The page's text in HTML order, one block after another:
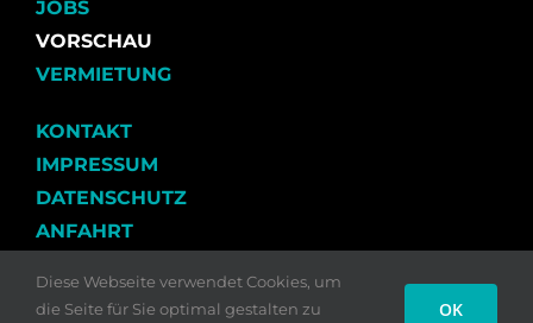
JOBS
VORSCHAU
VERMIETUNG
KONTAKT
IMPRESSUM
DATENSCHUTZ
ANFAHRT
Diese Webseite verwendet Cookies, um
die Seite für Sie optimal gestalten zu
OK